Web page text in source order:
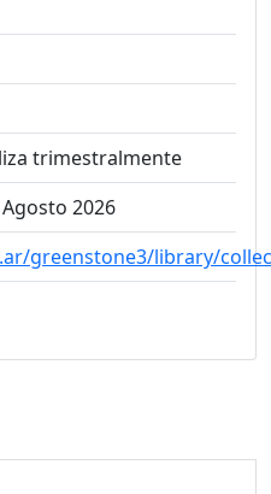
trimestralmente
Agosto 2026
greenstone3/library/